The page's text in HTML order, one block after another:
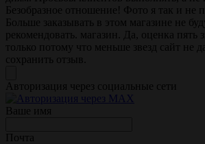
Безобразное отношение! Фото я так и не
Больше заказывать в этом магазине не
рекомендовать. магазин. Да, оценка пять
только потому что меньше звезд сайт не
сохранить отзыв.
Авторизация через социальные сети
Ваше имя
Почта